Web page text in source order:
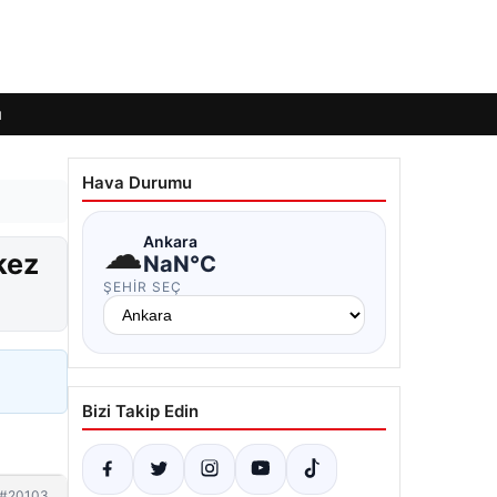
Hava Durumu
☁Ankara
NaN°C
ŞEHIR SEÇ
Bizi Takip Edin